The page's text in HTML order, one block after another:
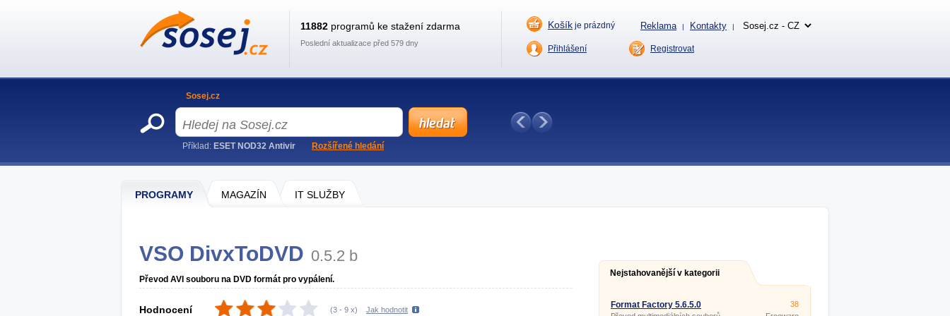
PROGRAMY MAGAZÍN IT SLUŽBY
VSO DivxToDVD 0.5.2 b
Převod AVI souboru na DVD formát pro vypálení.
Hodnocení (3 - 9 x) Jak hodnotit
Nejstahovanější v kategorii
Format Factory 5.6.5.0
38
11882 programů ke stažení zdarma
Poslední aktualizace před 579 dny
Košík je prázdný Reklama | Kontakty |
Přihlášení Registrovat
Sosej.cz
Příklad: ESET NOD32 Antivir Rozšířené hledání